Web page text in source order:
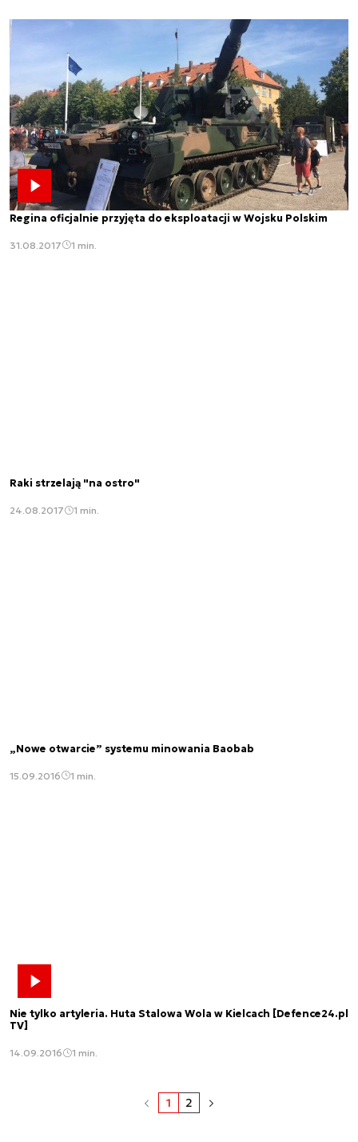
Regina oficjalnie przyjęta do eksploatacji w Wojsku Polskim
31.08.2017 1 min.
Raki strzelają "na ostro"
24.08.2017 1 min.
„Nowe otwarcie” systemu minowania Baobab
15.09.2016 1 min.
Nie tylko artyleria. Huta Stalowa Wola w Kielcach [Defence24.pl
TV]
14.09.2016 1 min.
1 2